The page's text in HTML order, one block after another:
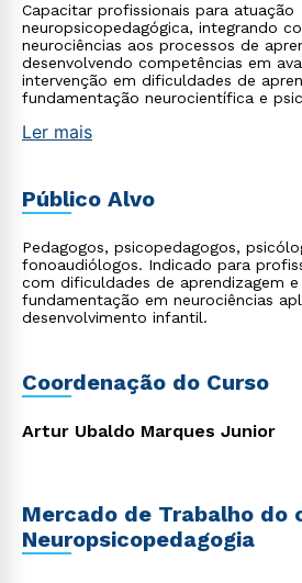
Capacitar profissionais para atuação
neuropsicopedagógica, integrando
neurociências aos processos de
desenvolvendo competências em
intervenção em dificuldades de
fundamentação neurocientífica e
Ler mais
Público Alvo
Pedagogos, psicopedagogos,
fonoaudiólogos. Indicado para
com dificuldades de aprendizagem e
fundamentação em neurociências
desenvolvimento infantil.
Coordenação do Curso
Artur Ubaldo Marques Junior
Mercado de Trabalho do
Neuropsicopedagogia